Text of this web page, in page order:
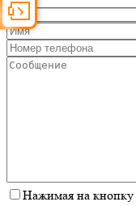
Нажимая на кнопку